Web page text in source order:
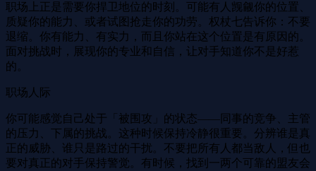
职场上正是需要你捍卫地位的时刻。可能有人觊觎你的位置、
质疑你的能力、或者试图抢走你的功劳。权杖七告诉你：不要
退缩。你有能力、有实力，而且你站在这个位置是有原因的。
面对挑战时，展现你的专业和自信，让对手知道你不是好惹
的。
职场人际
你可能感觉自己处于「被围攻」的状态——同事的竞争、主管
的压力、下属的挑战。这种时候保持冷静很重要。分辨谁是真
正的威胁、谁只是路过的干扰。不要把所有人都当敌人，但也
要对真正的对手保持警觉。有时候，找到一两个可靠的盟友会